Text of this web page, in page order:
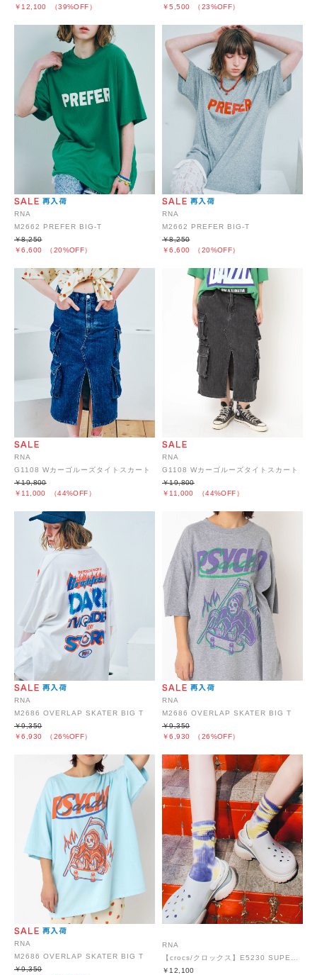
￥12,100 （39%OFF） ￥5,500 （23%OFF）
RNA
M2662 PREFER BIG-T
￥6,600 （20%OFF）
￥8,250
RNA
M2662 PREFER BIG-T
￥6,600 （20%OFF）
￥8,250
RNA
G1108 Wカーゴルーズタイトスカート
￥11,000 （44%OFF）
￥19,800
RNA
G1108 Wカーゴルーズタイトスカート
￥11,000 （44%OFF）
￥19,800
RNA
M2686 OVERLAP SKATER BIG T
￥6,930 （26%OFF）
￥9,350
RNA
M2686 OVERLAP SKATER BIG T
￥6,930 （26%OFF）
￥9,350
RNA
M2686 OVERLAP SKATER BIG T
￥9,350
RNA
￥12,100